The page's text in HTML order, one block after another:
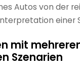
Autos von der
einer
mit
Szenarien